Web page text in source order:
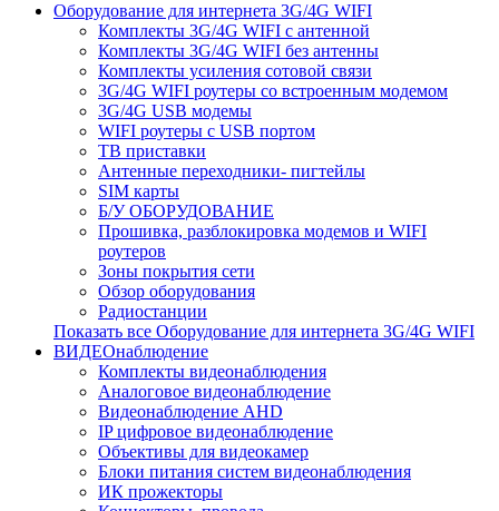
Оборудование для интернета 3G/4G WIFI
Комплекты 3G/4G WIFI с антенной
Комплекты 3G/4G WIFI без антенны
Комплекты усиления сотовой связи
3G/4G WIFI роутеры со встроенным модемом
3G/4G USB модемы
WIFI роутеры с USB портом
ТВ приставки
Антенные переходники- пигтейлы
SIM карты
Б/У ОБОРУДОВАНИЕ
Прошивка, разблокировка модемов и WIFI
роутеров
Зоны покрытия сети
Обзор оборудования
Радиостанции
Показать все Оборудование для интернета 3G/4G WIFI
ВИДЕОнаблюдение
Комплекты видеонаблюдения
Аналоговое видеонаблюдение
Видеонаблюдение AHD
IP цифровое видеонаблюдение
Объективы для видеокамер
Блоки питания систем видеонаблюдения
ИК прожекторы